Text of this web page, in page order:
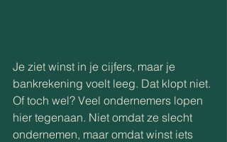
Je ziet winst in je cijfers, maar je
bankrekening voelt leeg. Dat klopt niet.
Of toch wel? Veel ondernemers lopen
hier tegenaan. Niet omdat ze slecht
ondernemen, maar omdat winst iets